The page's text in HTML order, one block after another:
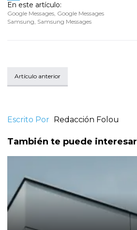
En este artículo:
Google Messages, Google Messages
Samsung, Samsung Messages
Artículo anterior
Escrito Por Redacción Folou
También te puede interesar